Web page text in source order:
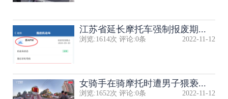
江苏省延长摩托车强制报废期...
浏览:1614次 评论:0条 2022-11-12
女骑手在骑摩托时遭男子猥亵...
浏览:1652次 评论:0条 2022-11-12